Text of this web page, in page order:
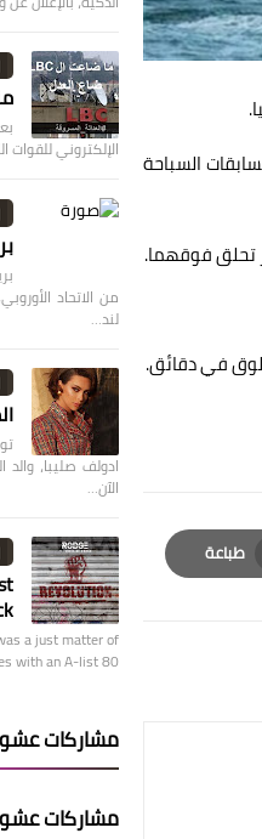
السباحة
تحلق فوقهما.
في دقائق.
طباعة
Print
الإلكتروني للقوات
لند…
ادولف صليبا،
الآن…
a just matter of
with an A-list 80’…
مشاركات
مشاركات